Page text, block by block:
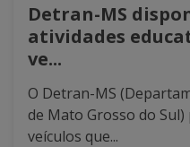
Detran-MS
atividades
ve...
O Detran-MS
de Mato Grosso do
veículos que...